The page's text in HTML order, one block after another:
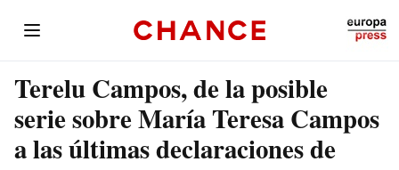
Terelu Campos, de la posible
serie sobre María Teresa Campos
a las últimas declaraciones de